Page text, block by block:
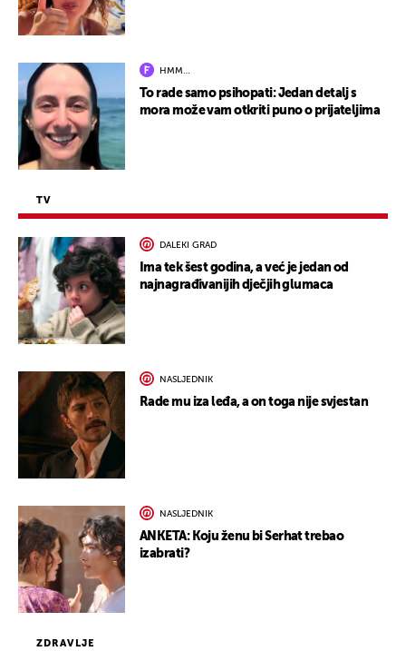
ZDRAVLJE
HMM…
To rade samo psihopati: Jedan detalj s
mora može vam otkriti puno o prijateljima
TV
DALEKI GRAD
Ima tek šest godina, a već je jedan od
najnagrađivanijih dječjih glumaca
NASLJEDNIK
Rade mu iza leđa, a on toga nije svjestan
NASLJEDNIK
ANKETA: Koju ženu bi Serhat trebao
izabrati?